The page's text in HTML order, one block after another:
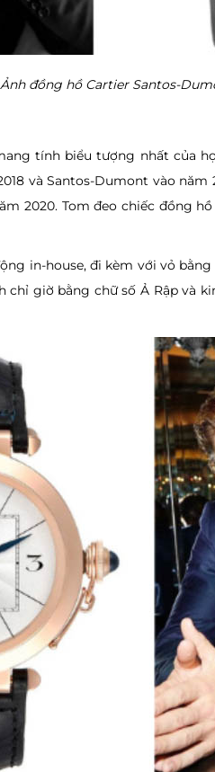
Ảnh đồng hồ Cartier Santos-
tính biểu tượng nhất của
và Santos-Dumont vào
2020. Tom đeo chiếc đồng
in-house, đi kèm với vỏ bằng
chỉ giờ bằng chữ số Ả Rập và